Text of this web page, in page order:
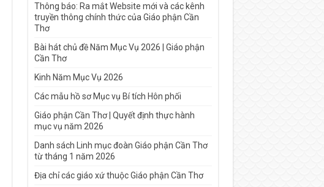
Thông báo: Ra mắt Website mới và các kênh
truyền thông chính thức của Giáo phận Cần
Thơ
Bài hát chủ đề Năm Mục Vụ 2026 | Giáo phận
Cần Thơ
Kinh Năm Mục Vụ 2026
Các mẫu hồ sơ Mục vụ Bí tích Hôn phối
Giáo phận Cần Thơ | Quyết định thực hành
mục vụ năm 2026
Danh sách Linh mục đoàn Giáo phận Cần Thơ
từ tháng 1 năm 2026
Địa chỉ các giáo xứ thuộc Giáo phận Cần Thơ